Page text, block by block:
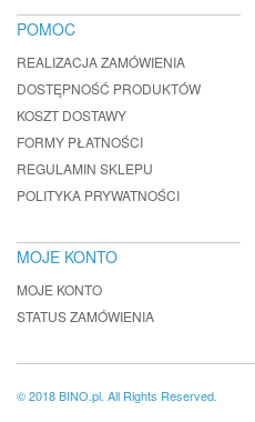
POMOC
REALIZACJA ZAMÓWIENIA
DOSTĘPNOŚĆ PRODUKTÓW
KOSZT DOSTAWY
FORMY PŁATNOŚCI
REGULAMIN SKLEPU
POLITYKA PRYWATNOŚCI
MOJE KONTO
MOJE KONTO
STATUS ZAMÓWIENIA
© 2018 BINO.pl. All Rights Reserved.